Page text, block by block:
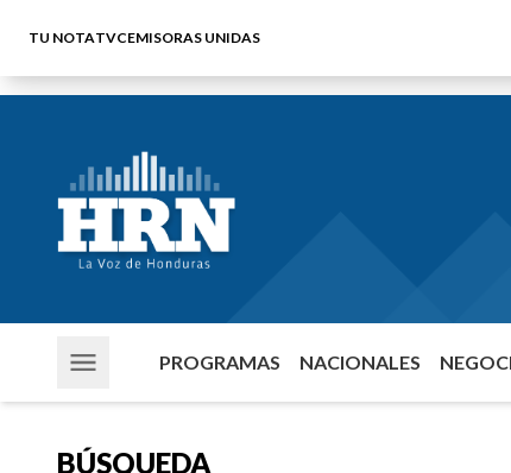
TU NOTATVCEMISORAS UNIDAS
PROGRAMAS NACIONALES
BÚSQUEDA